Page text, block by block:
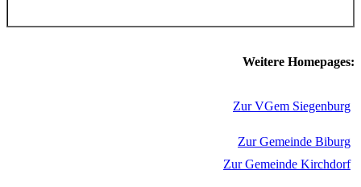
Weitere Homepages:
Zur VGem Siegenburg
Zur Gemeinde Biburg
Zur Gemeinde Kirchdorf